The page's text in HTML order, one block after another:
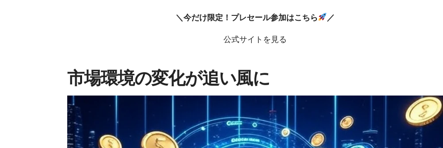
＼今だけ限定！プレセール参加はこちら ／
公式サイトを見る
市場環境の変化が追い風に